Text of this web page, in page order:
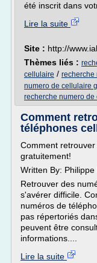
été inscrit dans
Lire la suite
Site : http://
Thèmes liés :
cellulaire / recherche
numero de cellulaire
recherche numero de
Comment
téléphones
Comment
gratuitement!
Written By:
Retrouver des
s'avérer difficile.
numéros de
pas répertoriés
peuvent être
informations....
Lire la suite